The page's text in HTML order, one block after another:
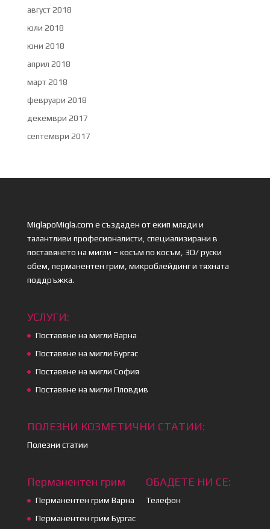
август 2018
юли 2018
юни 2018
април 2018
март 2018
февруари 2018
декември 2017
септември 2017
MiglapoMigla.com е създаден от екип млади и
талантливи професионалисти, специализирани в
поставянето на мигли – косъм по косъм, 3D/ руски
обем, перманентен грим, микроблейдинг и тяхната
поддръжка.
УСЛУГИ:
Поставяне на мигли Варна
Поставяне на мигли Бургас
Поставяне на мигли София
Поставяне на мигли Пловдив
ПОЛЕЗНИ КОЗМЕТИЧНИ СТАТИИ:
Полезни статии
Перманентен грим
Перманентен грим Варна
Перманентен грим Бургас
ОБАДЕТЕ НИ СЕ:
Телефон